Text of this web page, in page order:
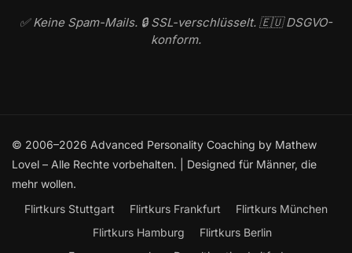
✅ Keine Spam-Mails. 🔒 SSL-verschlüsselt. 🇪🇺 DSGVO-
konform.
© 2006–2026 Advanced Personality Coaching by Mathew
Lovel – Alle Rechte vorbehalten. | Designed für Männer, die
mehr wollen.
Flirtkurs Stuttgart
Flirtkurs Frankfurt
Flirtkurs München
Flirtkurs Hamburg
Flirtkurs Berlin